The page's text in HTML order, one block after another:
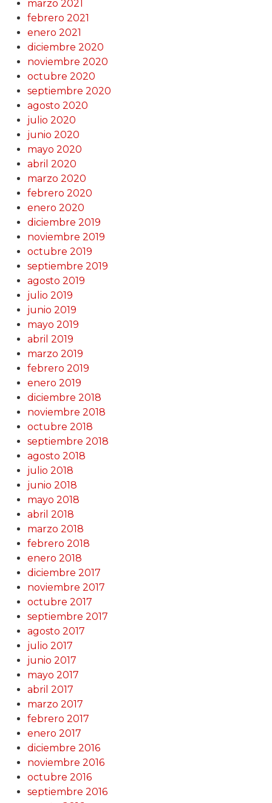
marzo 2021
febrero 2021
enero 2021
diciembre 2020
noviembre 2020
octubre 2020
septiembre 2020
agosto 2020
julio 2020
junio 2020
mayo 2020
abril 2020
marzo 2020
febrero 2020
enero 2020
diciembre 2019
noviembre 2019
octubre 2019
septiembre 2019
agosto 2019
julio 2019
junio 2019
mayo 2019
abril 2019
marzo 2019
febrero 2019
enero 2019
diciembre 2018
noviembre 2018
octubre 2018
septiembre 2018
agosto 2018
julio 2018
junio 2018
mayo 2018
abril 2018
marzo 2018
febrero 2018
enero 2018
diciembre 2017
noviembre 2017
octubre 2017
septiembre 2017
agosto 2017
julio 2017
junio 2017
mayo 2017
abril 2017
marzo 2017
febrero 2017
enero 2017
diciembre 2016
noviembre 2016
octubre 2016
septiembre 2016